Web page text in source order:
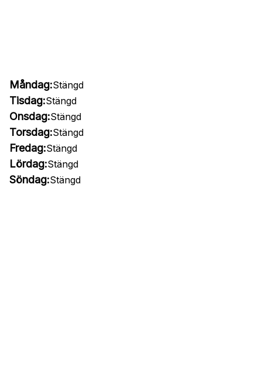
Måndag:Stängd
Tisdag:Stängd
Onsdag:Stängd
Torsdag:Stängd
Fredag:Stängd
Lördag:Stängd
Söndag:Stängd